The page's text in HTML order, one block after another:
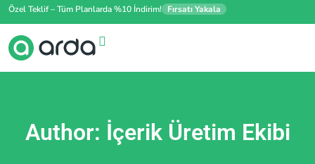
Özel Teklif – Tüm Planlarda %10 İndirim! Fırsatı Yakala
Author: İçerik Üretim Ekibi